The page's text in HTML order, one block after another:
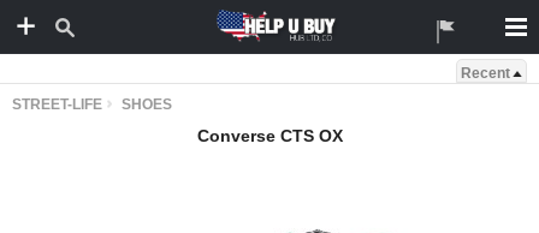
STREET-LIFE SHOES
Recent
Converse CTS OX